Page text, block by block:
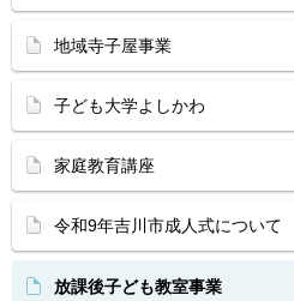
地域寺子屋事業
子ども大学よしかわ
家庭教育講座
令和9年吉川市成人式について
放課後子ども教室事業